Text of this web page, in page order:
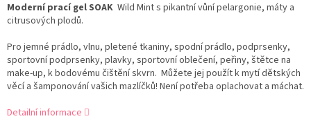
Moderní prací gel SOAK Wild Mint s pikantní vůní pelargonie, máty a
citrusových plodů.
Pro jemné prádlo, vlnu, pletené tkaniny, spodní prádlo, podprsenky,
sportovní podprsenky, plavky, sportovní oblečení, peřiny, štětce na
make-up, k bodovému čištění skvrn. Můžete jej použít k mytí dětských
věcí a šamponování vašich mazlíčků! Není potřeba oplachovat a máchat.
Detailní informace